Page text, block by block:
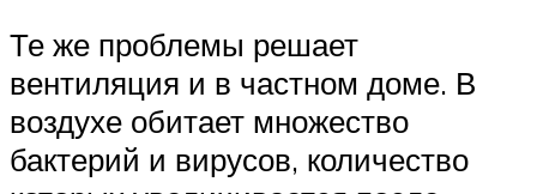
Те же проблемы решает
вентиляция и в частном доме. В
воздухе обитает множество
бактерий и вирусов, количество